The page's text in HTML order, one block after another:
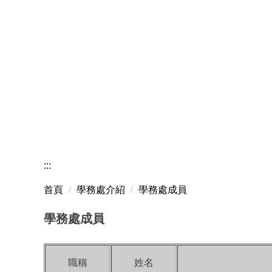
:::
首頁 學務處介紹 學務處成員
學務處成員
職稱 姓名